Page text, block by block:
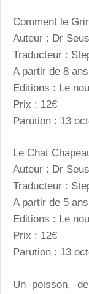
Comment le
Auteur : Dr
Traducteur :
A partir de 8 ans
Editions : Le
Prix : 12€
Parution : 13
Le Chat
Auteur : Dr
Traducteur :
A partir de 5 ans
Editions : Le
Prix : 12€
Parution : 13
Un poisson,